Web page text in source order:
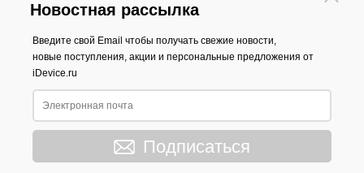
Новостная рассылка
Введите свой Email чтобы получать свежие новости,
новые поступления, акции и персональные предложения от
iDevice.ru
Подписаться